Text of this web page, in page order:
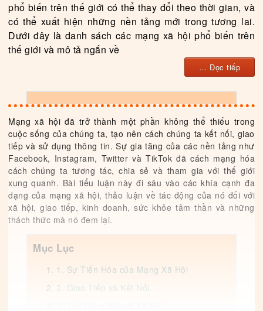
phổ biến trên thế giới có thể thay đổi theo thời gian, và
có thể xuất hiện những nền tảng mới trong tương lai.
Dưới đây là danh sách các mạng xã hội phổ biến trên
thế giới và mô tả ngắn về
… Đọc tiếp
Mạng xã hội đã trở thành một phần không thể thiếu trong
cuộc sống của chúng ta, tạo nên cách chúng ta kết nối, giao
tiếp và sử dụng thông tin. Sự gia tăng của các nền tảng như
Facebook, Instagram, Twitter và TikTok đã cách mạng hóa
cách chúng ta tương tác, chia sẻ và tham gia với thế giới
xung quanh. Bài tiểu luận này đi sâu vào các khía cạnh đa
dạng của mạng xã hội, thảo luận về tác động của nó đối với
xã hội, giao tiếp, kinh doanh, sức khỏe tâm thần và những
thách thức mà nó đem lại.
Mục Lục
1. Sự Tiến Hóa của Mạng Xã Hội
2. Giao Tiếp và Kết Nối